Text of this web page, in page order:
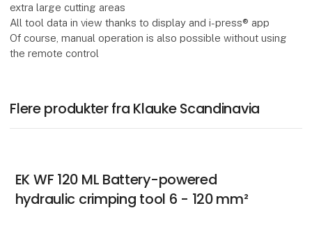
extra large cutting areas
All tool data in view thanks to display and i-press® app
Of course, manual operation is also possible without using
the remote control
Flere produkter fra Klauke Scandinavia
EK WF 120 ML Battery-powered
hydraulic crimping tool 6 - 120 mm²